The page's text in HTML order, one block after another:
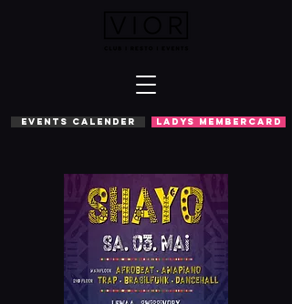
EVENTS CALENDER LADYS MEMBERCARD